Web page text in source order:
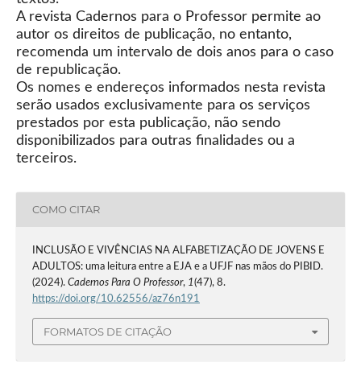
A revista Cadernos para o Professor permite ao
autor os direitos de publicação, no entanto,
recomenda um intervalo de dois anos para o caso
de republicação.
Os nomes e endereços informados nesta revista
serão usados exclusivamente para os serviços
prestados por esta publicação, não sendo
disponibilizados para outras finalidades ou a
terceiros.
COMO CITAR
INCLUSÃO E VIVÊNCIAS NA ALFABETIZAÇÃO DE JOVENS E
ADULTOS: uma leitura entre a EJA e a UFJF nas mãos do PIBID.
(2024). Cadernos Para O Professor, 1(47), 8.
https://doi.org/10.62556/az76n191
FORMATOS DE CITAÇÃO